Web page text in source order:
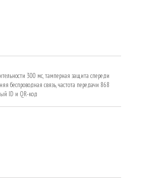
300 мс, тамперная защита спереди
беспроводная связь, частота передачи 868
ID и QR-код